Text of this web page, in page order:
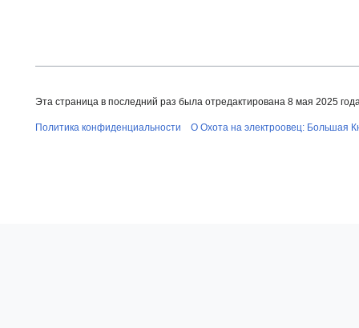
Эта страница в последний раз была отредактирована 8 мая 2025
Политика конфиденциальности О Охота на электроовец: Большая